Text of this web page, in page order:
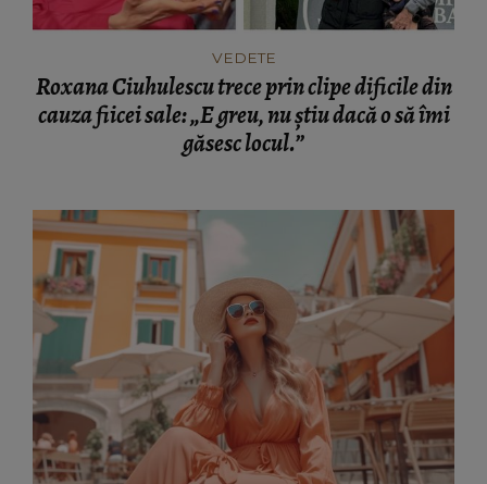
VEDETE
Roxana Ciuhulescu trece prin clipe dificile din
cauza fiicei sale: „E greu, nu știu dacă o să îmi
găsesc locul.”